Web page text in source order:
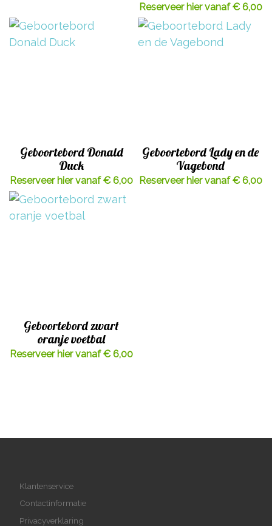
Reserveer hier vanaf € 6,00
Geboortebord Donald
Duck
Reserveer hier vanaf € 6,00
Geboortebord Lady en de
Vagebond
Reserveer hier vanaf € 6,00
Geboortebord zwart
oranje voetbal
Reserveer hier vanaf € 6,00
Klantenservice
Contactinformatie
Privacyverklaring